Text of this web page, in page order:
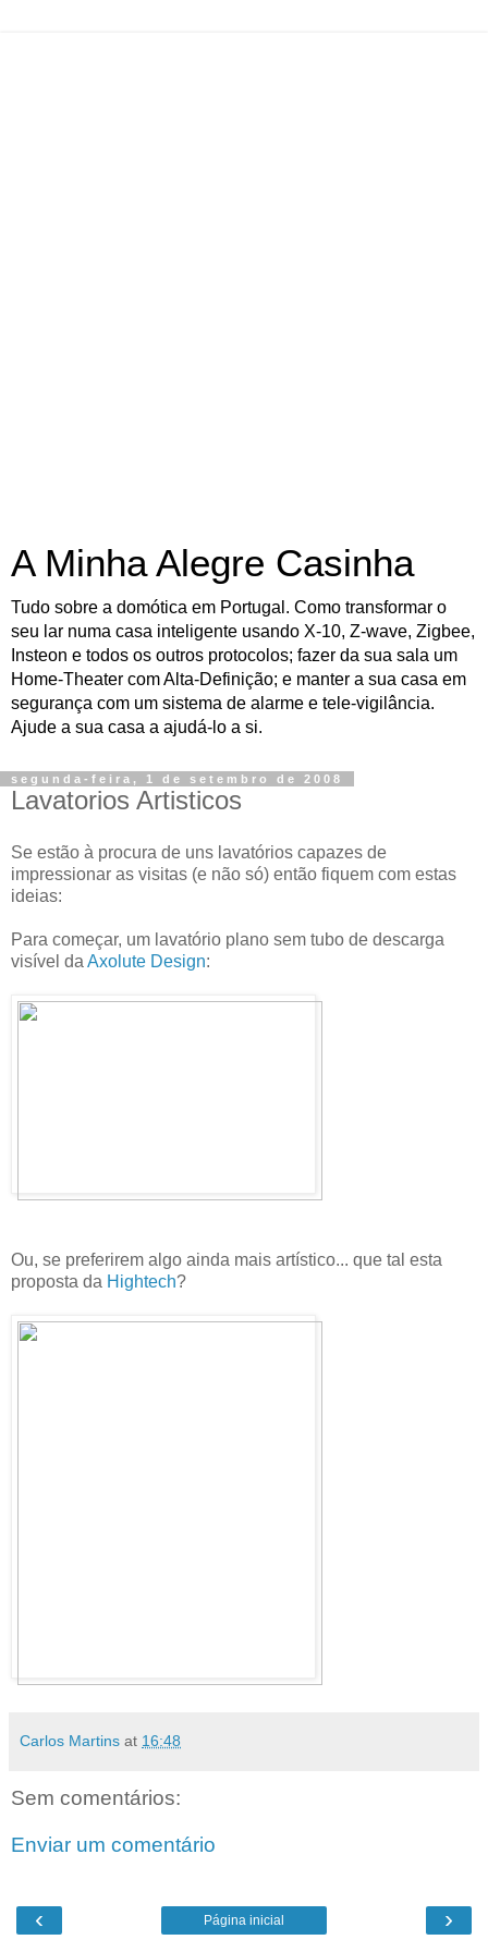
A Minha Alegre Casinha
Tudo sobre a domótica em Portugal. Como transformar o
seu lar numa casa inteligente usando X-10, Z-wave, Zigbee,
Insteon e todos os outros protocolos; fazer da sua sala um
Home-Theater com Alta-Definição; e manter a sua casa em
segurança com um sistema de alarme e tele-vigilância.
Ajude a sua casa a ajudá-lo a si.
segunda-feira, 1 de setembro de 2008
Lavatorios Artisticos
Se estão à procura de uns lavatórios capazes de
impressionar as visitas (e não só) então fiquem com estas
ideias:
Para começar, um lavatório plano sem tubo de descarga
visível da Axolute Design:
Ou, se preferirem algo ainda mais artístico... que tal esta
proposta da Hightech?
Carlos Martins at 16:48
Sem comentários:
Enviar um comentário
‹ ›
Página inicial